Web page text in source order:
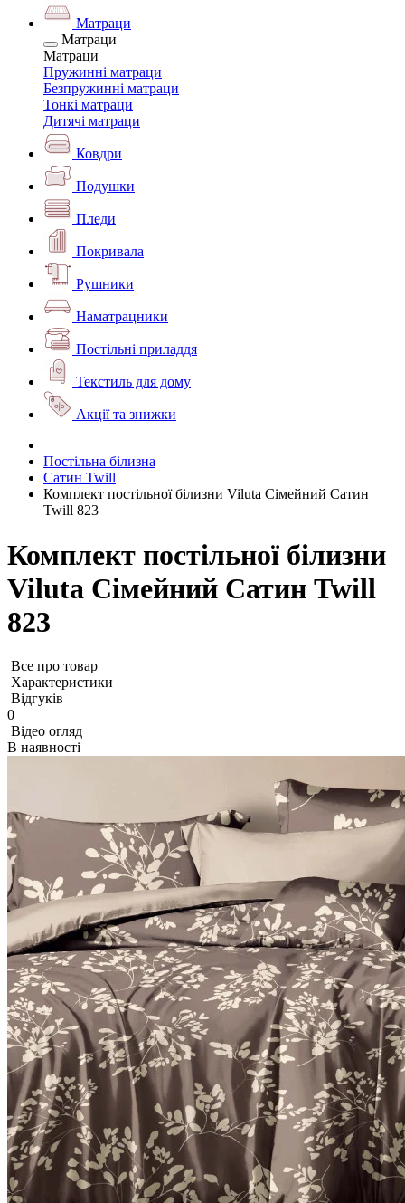
Матраци
Матраци
Матраци
Пружинні матраци
Безпружинні матраци
Тонкі матраци
Дитячі матраци
Ковдри
Подушки
Пледи
Покривала
Рушники
Наматрацники
Постільні приладдя
Текстиль для дому
Акції та знижки
Постільна білизна
Сатин Twill
Комплект постільної білизни Viluta Сімейний Сатин
Twill 823
Комплект постільної білизни
Viluta Сімейний Сатин Twill
823
Все про товар
Характеристики
Відгуків
0
Відео огляд
В наявності